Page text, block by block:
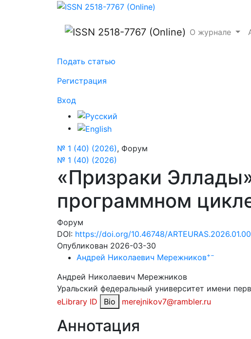
«Призраки Эллады»: рецепция античной
О журнале
Подать статью
Регистрация
Вход
№ 1 (40) (2026), Форум
№ 1 (40) (2026)
«Призраки
программном
Форум
DOI: https://doi.org/10.46748/
Опубликован 2026-03-30
Андрей Николаевич Мережников+−
Андрей Николаевич Мережников
Уральский федеральный университет имени
eLibrary ID
Bio merejnikov7@rambler.ru
Аннотация